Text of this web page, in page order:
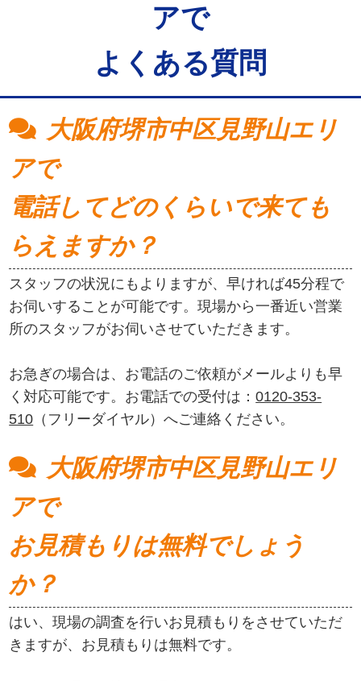
アで
よくある質問
大阪府堺市中区見野山エリ
アで
電話してどのくらいで来ても
らえますか？
スタッフの状況にもよりますが、早ければ45分程で
お伺いすることが可能です。現場から一番近い営業
所のスタッフがお伺いさせていただきます。
お急ぎの場合は、お電話のご依頼がメールよりも早
く対応可能です。お電話での受付は：0120-353-
510 （フリーダイヤル）へご連絡ください。
大阪府堺市中区見野山エリ
アで
お見積もりは無料でしょう
か？
はい、現場の調査を行いお見積もりをさせていただ
きますが、お見積もりは無料です。